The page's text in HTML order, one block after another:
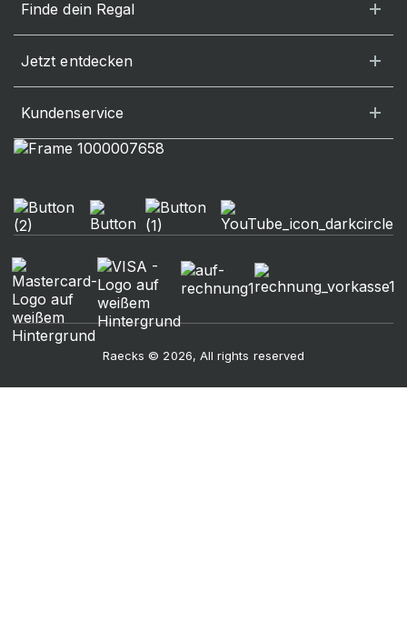
Finde dein Regal
Jetzt entdecken
Kundenservice
Raecks © 2026, All rights reserved